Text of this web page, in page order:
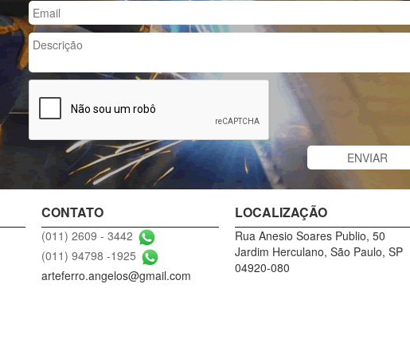
CONTATO
(011) 2609 - 3442
(011) 94798 -1925
arteferro.angelos@gmail.com
LOCALIZAÇÃO
Rua Anesio Soares Publio, 50
Jardim Herculano, São Paulo, SP
04920-080